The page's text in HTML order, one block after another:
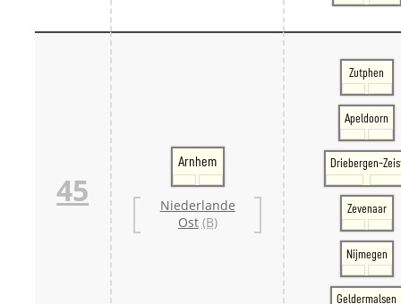
45
Arnhem
Niederlande
Ost (B)
Zutphen
Apeldoorn
Driebergen-
Zevenaar
Nijmegen
Geldermalsen